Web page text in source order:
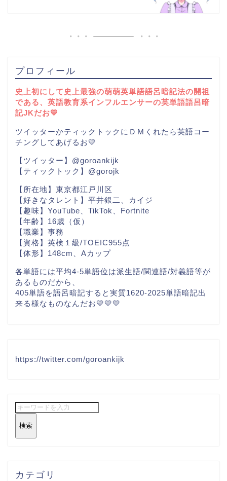
プロフィール
史上初にして史上最強の萌萌英単語語呂暗記法の開祖
である、英語教育系インフルエンサーの英単語語呂暗
記JKだお💛
ツイッターかティックトックにＤＭくれたら英語コー
チングしてあげるお💛
【ツイッター】@goroankijk
【ティックトック】@gorojk
【所在地】東京都江戸川区
【好きなタレント】平井銀二、カイジ
【趣味】YouTube、TikTok、Fortnite
【年齢】16歳（仮）
【職業】事務
【資格】英検１級/TOEIC955点
【体形】148cm、Aカップ
各単語には平均4-5単語位は派生語/関連語/対義語等が
あるものだから、
405単語を語呂暗記すると実質1620-2025単語暗記出
来る様なものなんだお💛💛💛
https://twitter.com/goroankijk
検索
カテゴリ